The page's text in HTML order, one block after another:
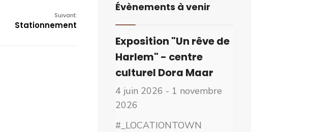
Suivant:
Stationnement
Évènements à venir
Exposition "Un rêve de
Harlem" - centre
culturel Dora Maar
4 juin 2026 - 1 novembre
2026
#_LOCATIONTOWN